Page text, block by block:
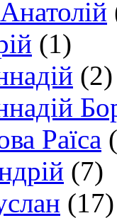
(1)
(2)
Раїса
(7)
(17)